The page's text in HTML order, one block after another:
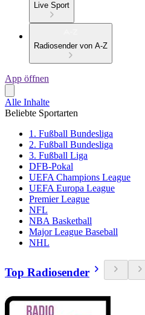
Live Sport
Radiosender von A-Z
App öffnen
Alle Inhalte
Beliebte Sportarten
1. Fußball Bundesliga
2. Fußball Bundesliga
3. Fußball Liga
DFB-Pokal
UEFA Champions League
UEFA Europa League
Premier League
NFL
NBA Basketball
Major League Baseball
NHL
Top Radiosender